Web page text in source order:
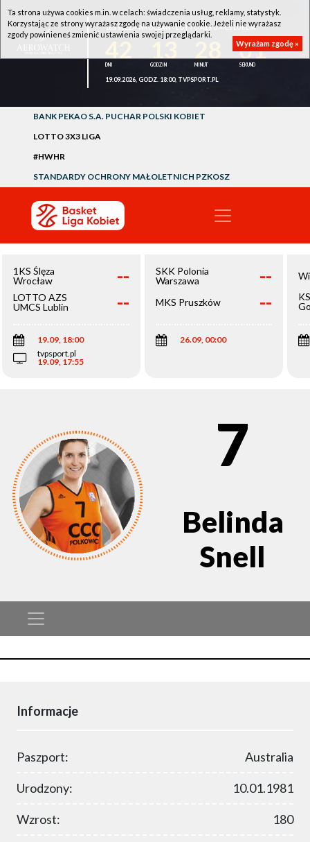
1KS ŚLĘZA WROCŁAW - LOTTO AZS UMCS LUBLIN
01
19.09.2026, GODZ. 18:00, TVPSPORT.PL
BANK PEKAO S.A. PUCHAR POLSKI KOBIET
LOTTO 3X3 LIGA
#HWHR
STANDARDY OCHRONY MAŁOLETNICH PZKOSZ
1KS Ślęza
Wrocław
--
LOTTO AZS
UMCS Lublin
--
19.09, 18:00
tvpsport.pl
19.09, 17:55
SKK Polonia
Warszawa
--
MKS Pruszków --
26.09, 00:00
7
Belinda
Snell
Informacje
Paszport: Australia
Urodzony: 10.01.1981
Wzrost: 180
Ta strona używa cookies m.in. w celach: świadczenia usług, reklamy, statystyk.
Korzystając ze strony wyrażasz zgodę na używanie cookie. Jeżeli nie wyrażasz
zgody powinieneś zmienić ustawienia swojej przeglądarki.
Wyrażam zgodę »